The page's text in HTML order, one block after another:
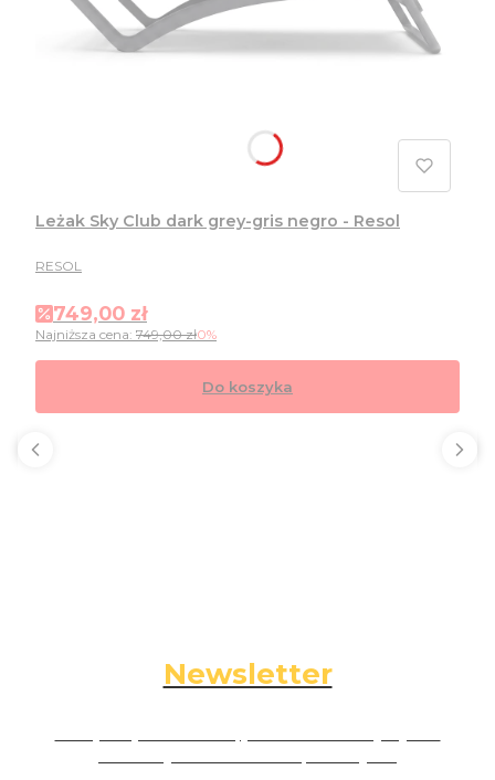
Leżak Sky Club dark grey-gris negro - Resol
PRODUCENT
RESOL
Cena promocyjna
749,00 zł
Najniższa cena: 749,00 zł0%
Do koszyka
Newsletter